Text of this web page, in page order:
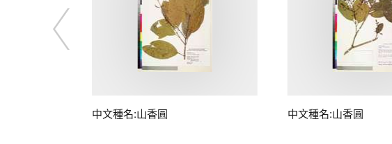
中文種名:山香圓 中文種名:山香圓